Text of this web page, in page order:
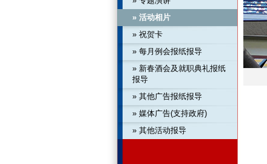
» 活动相片
» 祝贺卡
» 每月例会报纸报导
» 新春酒会及就职典礼报纸
报导
» 其他广告报纸报导
» 媒体广告(支持政府)
» 其他活动报导